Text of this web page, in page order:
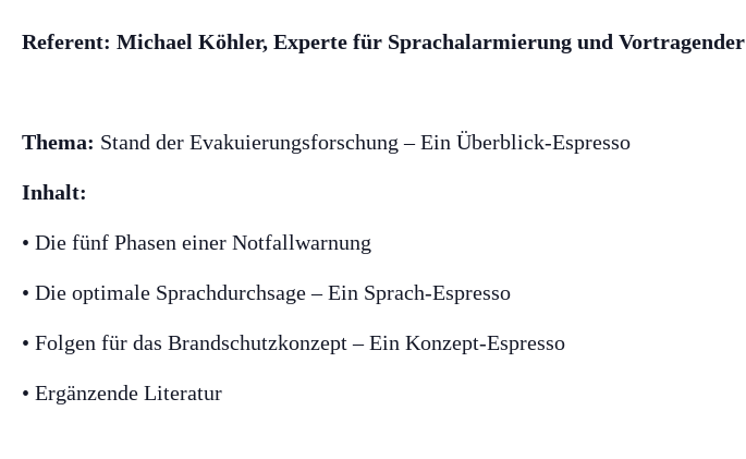
Referent: Michael Köhler, Experte für Sprachalarmierung und Vortragender
Thema: Stand der Evakuierungsforschung – Ein Überblick-Espresso
Inhalt:
• Die fünf Phasen einer Notfallwarnung
• Die optimale Sprachdurchsage – Ein Sprach-Espresso
• Folgen für das Brandschutzkonzept – Ein Konzept-Espresso
• Ergänzende Literatur